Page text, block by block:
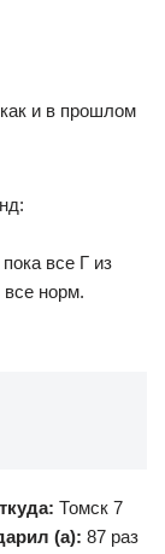
и в прошлом
все Г из
все норм.
Томск 7
(а): 87 раз